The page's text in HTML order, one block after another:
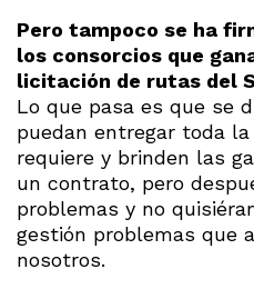
Pero tampoco se ha
los consorcios que
licitación de rutas del
Lo que pasa es que se
puedan entregar toda
requiere y brinden las
un contrato, pero
problemas y no
gestión problemas que
nosotros.